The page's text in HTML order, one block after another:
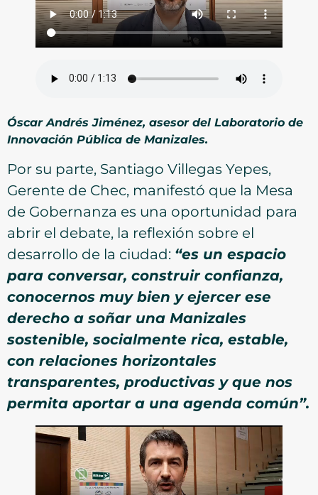
Óscar Andrés Jiménez, asesor del Laboratorio de
Innovación Pública de Manizales.
Por su parte, Santiago Villegas Yepes,
Gerente de Chec, manifestó que la Mesa
de Gobernanza es una oportunidad para
abrir el debate, la reflexión sobre el
desarrollo de la ciudad: “es un espacio
para conversar, construir confianza,
conocernos muy bien y ejercer ese
derecho a soñar una Manizales
sostenible, socialmente rica, estable,
con relaciones horizontales
transparentes, productivas y que nos
permita aportar a una agenda común”.